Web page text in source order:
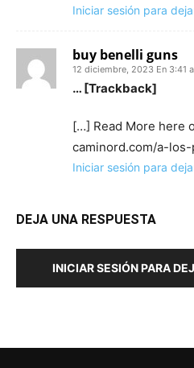
Iniciar sesión para
buy benelli guns
12 diciembre, 2023 En 3:41
… [Trackback]
[…] Read More here
caminord.com/a-
Iniciar sesión para
DEJA UNA RESPUESTA
INICIAR SESIÓN PARA